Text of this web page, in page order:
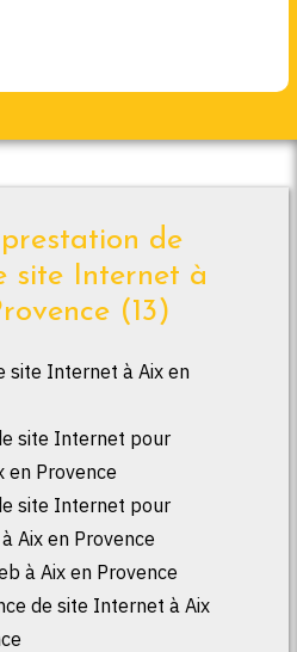
de
site Internet à
(13)
site Internet à Aix en
site Internet pour
en Provence
site Internet pour
Aix en Provence
à Aix en Provence
de site Internet à Aix